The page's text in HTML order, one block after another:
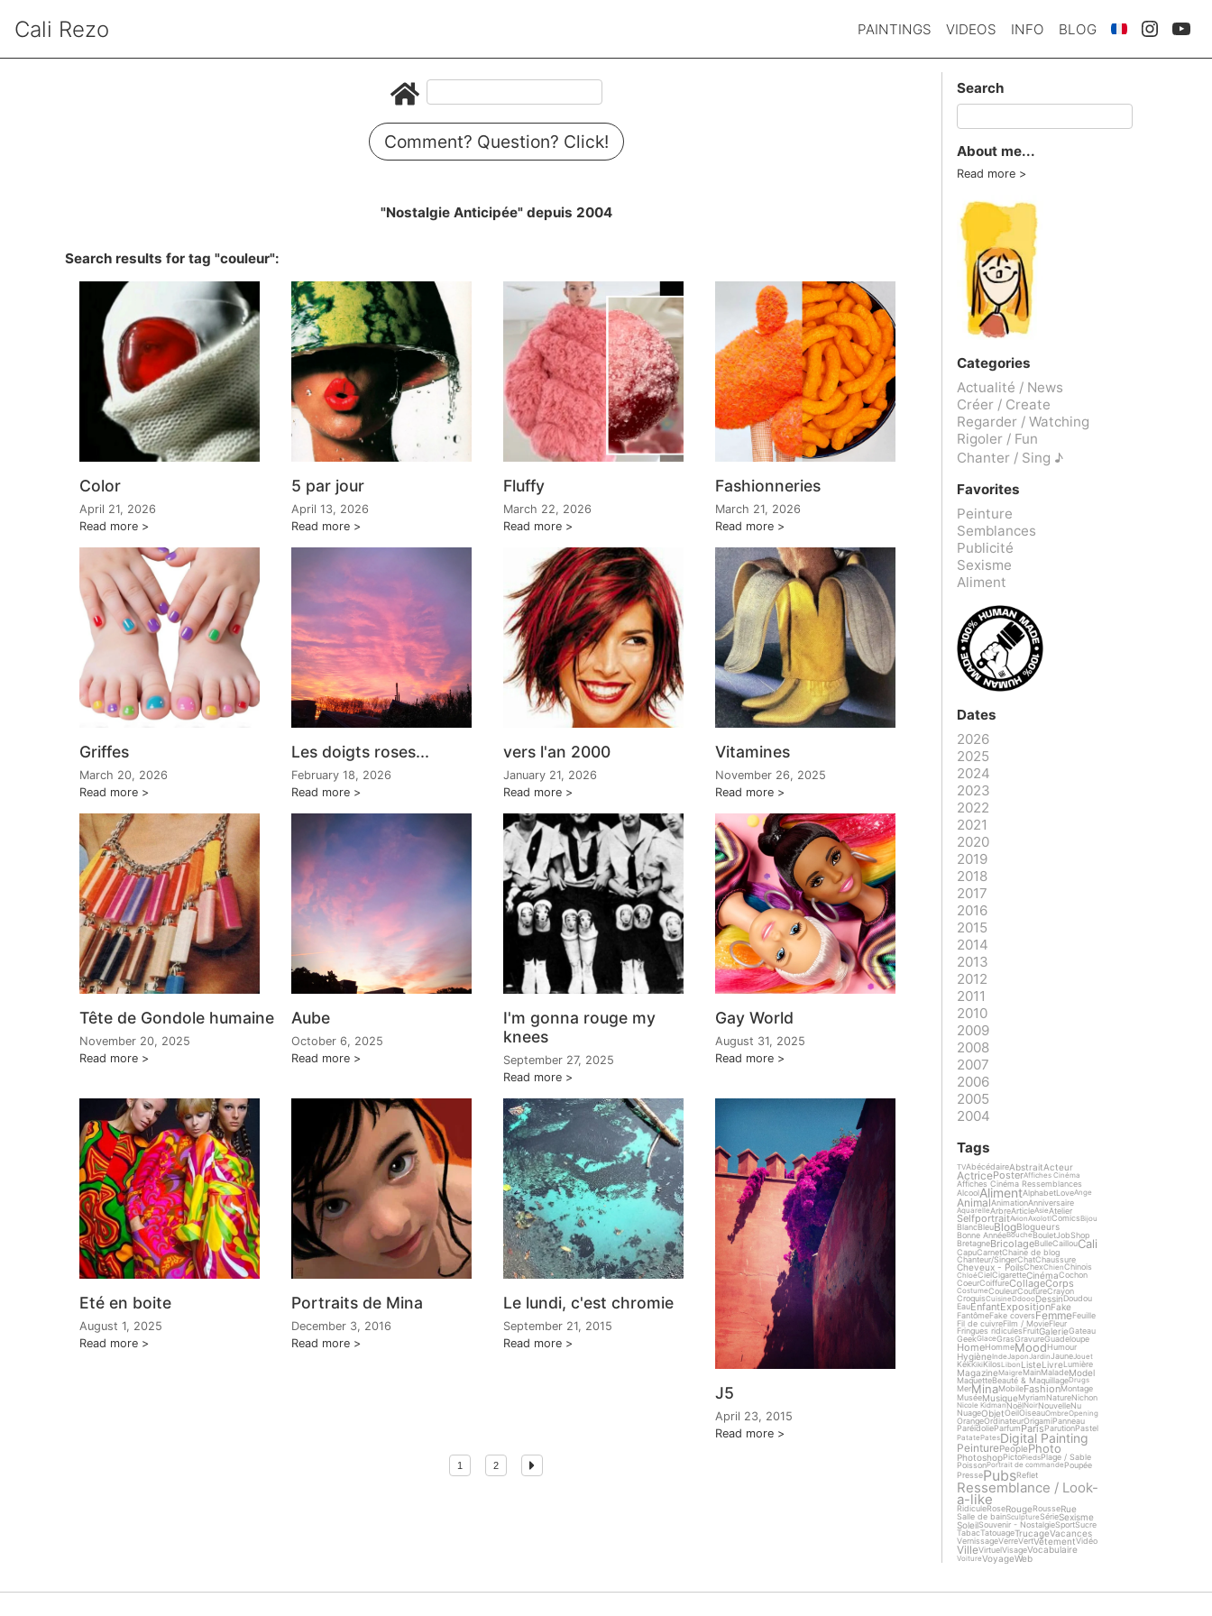
Cali Rezo PAINTINGS VIDEOS INFO BLOG
Comment? Question? Click!
"Nostalgie Anticipée" depuis 2004
Search results for tag "couleur":
Color
April 21, 2026
Read more
5 par jour
April 13, 2026
Read more
Fluffy
March 22, 2026
Read more
Fashionneries
March 21, 2026
Read more
Griffes
March 20, 2026
Read more
Les doigts roses...
February 18, 2026
Read more
vers l'an 2000
January 21, 2026
Read more
Vitamines
November 26, 2025
Read more
Tête de Gondole humaine
November 20, 2025
Read more
Aube
October 6, 2025
Read more
I'm gonna rouge my
knees
September 27, 2025
Read more
Gay World
August 31, 2025
Read more
Eté en boite
August 1, 2025
Read more
Portraits de Mina
December 3, 2016
Read more
Le lundi, c'est chromie
September 21, 2015
Read more
J5
April 23, 2015
Read more
1 2
Search
About me...
Read more
Categories
Actualité / News
Créer / Create
Regarder / Watching
Rigoler / Fun
Chanter / Sing ♪
Favorites
Peinture
Semblances
Publicité
Sexisme
Aliment
Dates
2026
2025
2024
2023
2022
2021
2020
2019
2018
2017
2016
2015
2014
2013
2012
2011
2010
2009
2008
2007
2006
2005
2004
Tags
TVAbécédaireAbstraitActeur
ActricePosterAffiches Cinéma
Affiches Cinéma Ressemblances
AlcoolAlimentAlphabetLoveAnge
AnimalAnimationAnniversaire
AquarelleArbreArticleAsieAtelier
SelfportraitAvionAxolotlComicsBijou
BlancBleuBlogBlogueurs
Bonne AnnéeBoucheBouletJobShop
BretagneBricolageBulleCaillouCali
CapuCarnetChaine de blog
Chanteur/SingerChatChaussure
Cheveux - PoilsChexChienChinois
ChloéCielCigaretteCinémaCochon
CoeurCoiffureCollageCorps
CostumeCouleurCoutureCrayon
CroquisCuisineDdoooDessinDoudou
EauEnfantExpositionFake
FantômeFake coversFemmeFeuille
Fil de cuivreFilm / MovieFleur
Fringues ridiculesFruitGalerieGateau
GeekGlaceGrasGravureGuadeloupe
HomeHommeMoodHumour
HygièneInde Japon JardinJaune Jouet
KekKikiKilosLibon ListeLivreLumière
MagazineMaigre MainMaladeModel
MaquetteBeauté & MaquillageDrugs
MerMinaMobileFashionMontage
MuséeMusiqueMyriamNatureNichon
Nicole KidmanNoëlNoirNouvelleNu
NuageObjetOeilOiseauOmbreOpening
OrangeOrdinateurOrigamiPanneau
ParéidolieParfumParisParutionPastel
PatatePatesDigital Painting
PeinturePeoplePhoto
PhotoshopPictoPiedsPlage / Sable
PoissonPortrait de commande Poupée
PressePubsReflet
Ressemblance / Look-
a-like
RidiculeRoseRougeRousseRue
Salle de bainSculptureSérieSexisme
SoleilSouvenir - NostalgieSportSucre
TabacTatouageTrucageVacances
VernissageVerreVertVêtementVidéo
VilleVirtuelVisageVocabulaire
VoitureVoyageWeb